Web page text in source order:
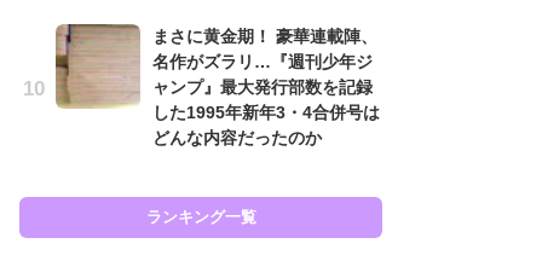
まさに黄金期！ 豪華連載陣、
名作がズラリ…『週刊少年ジ
ャンプ』最大発行部数を記録
した1995年新年3・4合併号は
どんな内容だったのか
ランキング一覧